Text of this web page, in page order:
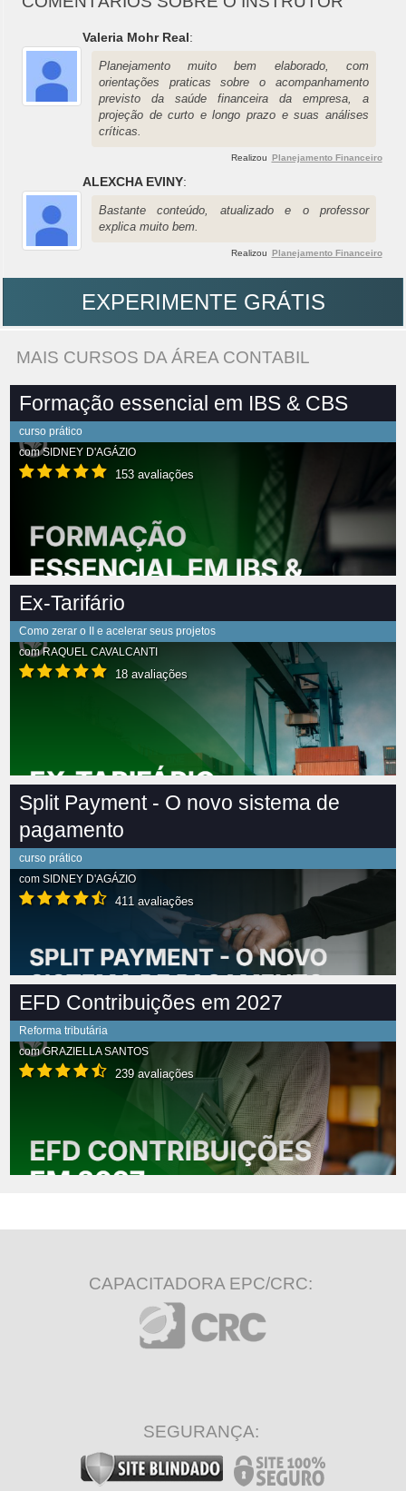
Valeria Mohr Real:
Planejamento muito bem elaborado, com
orientações praticas sobre o acompanhamento
previsto da saúde financeira da empresa, a
projeção de curto e longo prazo e suas análises
críticas.
Realizou Planejamento Financeiro
ALEXCHA EVINY:
Bastante conteúdo, atualizado e o professor
explica muito bem.
Realizou Planejamento Financeiro
EXPERIMENTE GRÁTIS
MAIS CURSOS DA ÁREA CONTABIL
Formação essencial em IBS & CBS
curso prático
comSIDNEY D'AGÁZIO
153 avaliações
Ex-Tarifário
Como zerar o II e acelerar seus projetos
comRAQUEL CAVALCANTI
18 avaliações
Split Payment - O novo sistema de
pagamento
curso prático
com SIDNEY D'AGÁZIO
411 avaliações
EFD Contribuições em 2027
Reforma tributária
comGRAZIELLA SANTOS
239 avaliações
CAPACITADORA EPC/CRC:
SEGURANÇA: